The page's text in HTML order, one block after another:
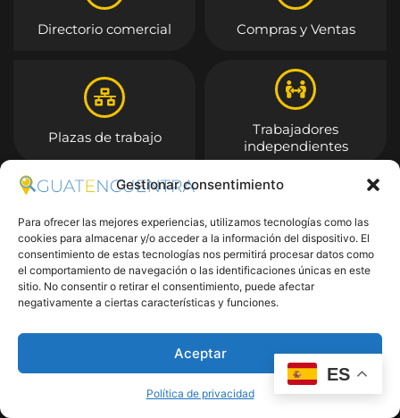
Gestionar consentimiento
Para ofrecer las mejores experiencias, utilizamos tecnologías como las
cookies para almacenar y/o acceder a la información del dispositivo. El
consentimiento de estas tecnologías nos permitirá procesar datos como
el comportamiento de navegación o las identificaciones únicas en este
sitio. No consentir o retirar el consentimiento, puede afectar
negativamente a ciertas características y funciones.
Aceptar
Política de privacidad
Directorio comercial Compras y Ventas
Plazas de trabajo
Trabajadores
independientes
Entrar
ES